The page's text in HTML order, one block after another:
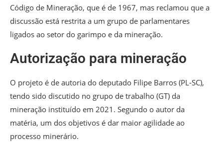
Código de Mineração, que é de 1967, mas reclamou que a
discussão está restrita a um grupo de parlamentares
ligados ao setor do garimpo e da mineração.
Autorização para mineração
O projeto é de autoria do deputado Filipe Barros (PL-SC),
tendo sido discutido no grupo de trabalho (GT) da
mineração instituído em 2021. Segundo o autor da
matéria, um dos objetivos é dar maior agilidade ao
processo minerário.